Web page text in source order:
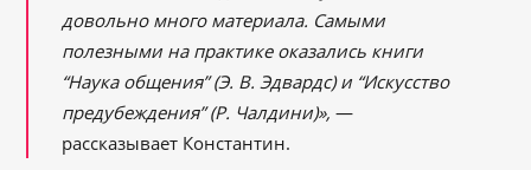
довольно много материала. Самыми
полезными на практике оказались книги
“Наука общения” (Э. В. Эдвардс) и “Искусство
предубеждения” (Р. Чалдини)»,―
рассказывает Константин.